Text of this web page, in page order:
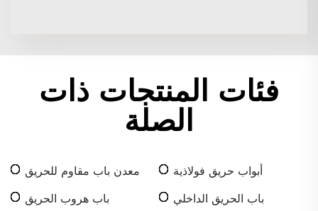
فئات المنتجات ذات
الصلة
أبواب حريق فولاذية
معدن باب مقاوم للحريق
باب الحريق الداخلي
باب هروب الحريق